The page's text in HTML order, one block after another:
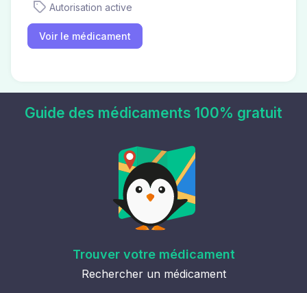
Autorisation active
Voir le médicament
Guide des médicaments 100% gratuit
Trouver votre médicament
Rechercher un médicament